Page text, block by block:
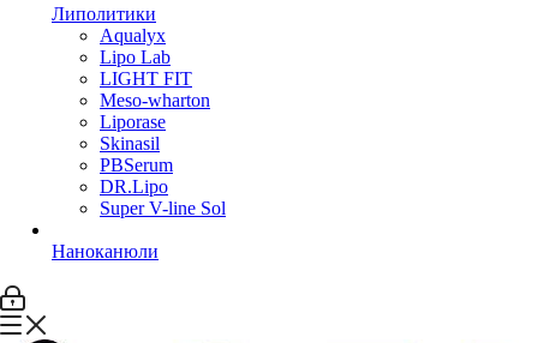
Липолитики
Aqualyx
Lipo Lab
LIGHT FIT
Meso-wharton
Liporase
Skinasil
PBSerum
DR.Lipo
Super V-line Sol
Наноканюли